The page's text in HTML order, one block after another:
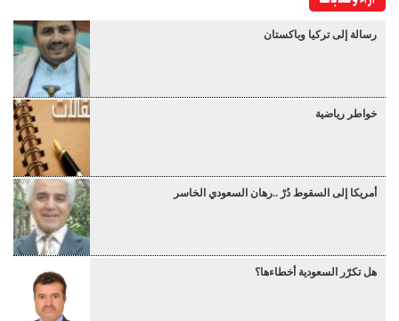
رسالة إلى تركيا وباكستان
خواطر رياضية
أمريكا إلى السقوط دُرْ ..رهان السعودي الخاسر
هل تكرّر السعودية أخطاءها؟